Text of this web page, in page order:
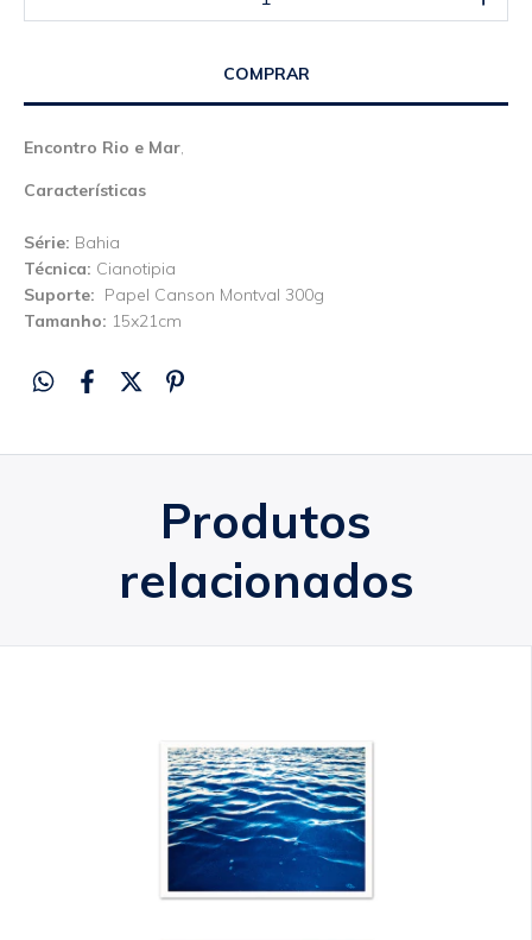
Encontro Rio e Mar,
Características
Série: Bahia
Técnica: Cianotipia
Suporte: Papel Canson Montval 300g
Tamanho: 15x21cm
Produtos
relacionados